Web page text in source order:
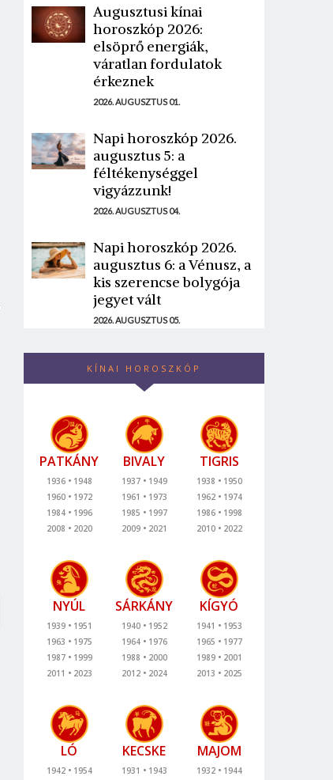
Augusztusi kínai
horoszkóp 2026:
elsöprő energiák,
váratlan fordulatok
érkeznek
2026. AUGUSZTUS 01.
Napi horoszkóp 2026.
augusztus 5: a
féltékenységgel
vigyázzunk!
2026. AUGUSZTUS 04.
Napi horoszkóp 2026.
augusztus 6: a Vénusz, a
kis szerencse bolygója
jegyet vált
2026. AUGUSZTUS 05.
KÍNAI HOROSZKÓP
PATKÁNY
1936
1948
1960
1972
1984
1996
2008
2020
BIVALY
1937
1949
1961
1973
1985
1997
2009
2021
TIGRIS
1938
1950
1962
1974
1986
1998
2010
2022
NYÚL
1939
1951
1963
1975
1987
1999
2011
2023
SÁRKÁNY
1940
1952
1964
1976
1988
2000
2012
2024
KÍGYÓ
1941
1953
1965
1977
1989
2001
2013
2025
LÓ
1942
1954
KECSKE
1931
1943
MAJOM
1932
1944